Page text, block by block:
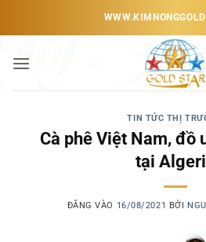
dung
TIN TỨC THỊ
Cà phê Việt Nam, đồ
tại
ĐĂNG VÀO 16/08/2021 BỞI